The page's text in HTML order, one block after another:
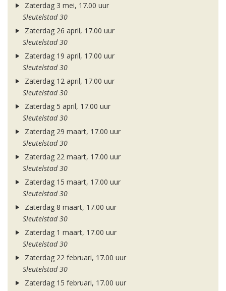
Zaterdag 3 mei, 17.00 uur
Sleutelstad 30
Zaterdag 26 april, 17.00 uur
Sleutelstad 30
Zaterdag 19 april, 17.00 uur
Sleutelstad 30
Zaterdag 12 april, 17.00 uur
Sleutelstad 30
Zaterdag 5 april, 17.00 uur
Sleutelstad 30
Zaterdag 29 maart, 17.00 uur
Sleutelstad 30
Zaterdag 22 maart, 17.00 uur
Sleutelstad 30
Zaterdag 15 maart, 17.00 uur
Sleutelstad 30
Zaterdag 8 maart, 17.00 uur
Sleutelstad 30
Zaterdag 1 maart, 17.00 uur
Sleutelstad 30
Zaterdag 22 februari, 17.00 uur
Sleutelstad 30
Zaterdag 15 februari, 17.00 uur